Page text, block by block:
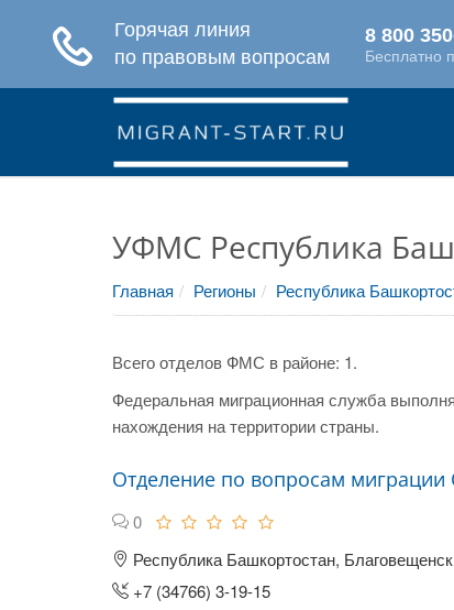
УФМС Республика
Главная Регионы Республика
Всего отделов ФМС в районе: 1.
Федеральная миграционная служба
нахождения на территории страны.
Отделение по вопросам
0
Республика Башкортостан,
+7 (34766) 3-19-15